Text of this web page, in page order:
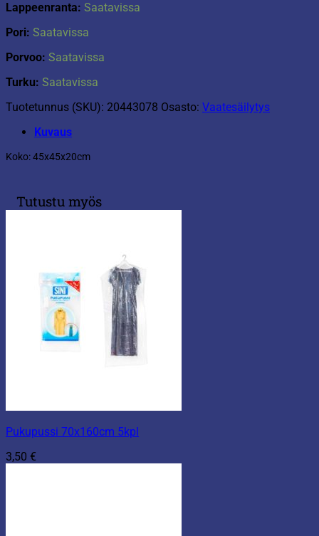
Lappeenranta: Saatavissa
Pori: Saatavissa
Porvoo: Saatavissa
Turku: Saatavissa
Tuotetunnus (SKU): 20443078 Osasto: Vaatesäilytys
Kuvaus
Koko: 45x45x20cm
Tutustu myös
Pukupussi 70x160cm 5kpl
3,50 €